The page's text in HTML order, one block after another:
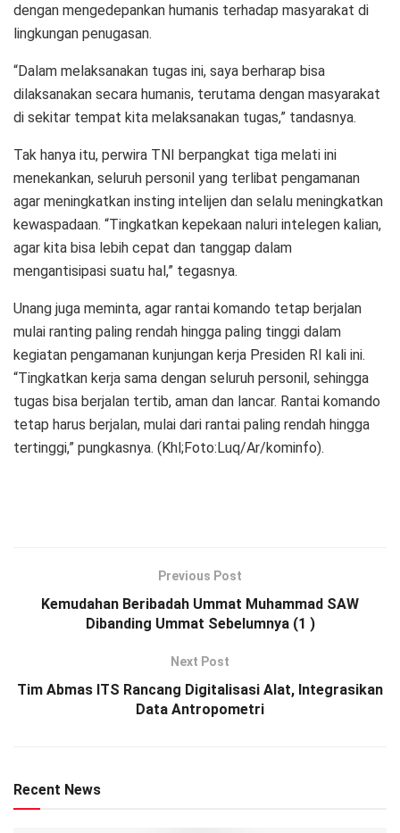
dengan mengedepankan humanis terhadap masyarakat di
lingkungan penugasan.
“Dalam melaksanakan tugas ini, saya berharap bisa
dilaksanakan secara humanis, terutama dengan masyarakat
di sekitar tempat kita melaksanakan tugas,” tandasnya.
Tak hanya itu, perwira TNI berpangkat tiga melati ini
menekankan, seluruh personil yang terlibat pengamanan
agar meningkatkan insting intelijen dan selalu meningkatkan
kewaspadaan. “Tingkatkan kepekaan naluri intelegen kalian,
agar kita bisa lebih cepat dan tanggap dalam
mengantisipasi suatu hal,” tegasnya.
Unang juga meminta, agar rantai komando tetap berjalan
mulai ranting paling rendah hingga paling tinggi dalam
kegiatan pengamanan kunjungan kerja Presiden RI kali ini.
“Tingkatkan kerja sama dengan seluruh personil, sehingga
tugas bisa berjalan tertib, aman dan lancar. Rantai komando
tetap harus berjalan, mulai dari rantai paling rendah hingga
tertinggi,” pungkasnya. (Khl;Foto:Luq/Ar/kominfo).
Previous Post
Kemudahan Beribadah Ummat Muhammad SAW
Dibanding Ummat Sebelumnya (1 )
Next Post
Tim Abmas ITS Rancang Digitalisasi Alat, Integrasikan
Data Antropometri
Recent News